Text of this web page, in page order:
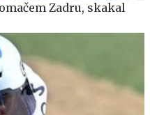
Zadru, skakal